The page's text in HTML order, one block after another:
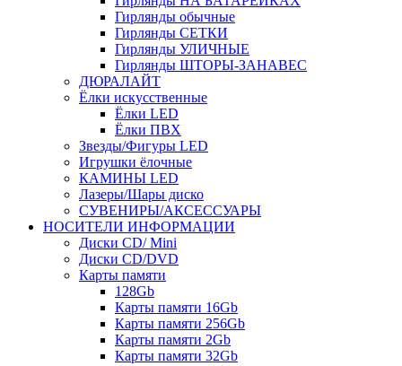
Гирлянды обычные
Гирлянды СЕТКИ
Гирлянды УЛИЧНЫЕ
Гирлянды ШТОРЫ-ЗАНАВЕС
ДЮРАЛАЙТ
Ёлки искусственные
Ёлки LED
Ёлки ПВХ
Звезды/Фигуры LED
Игрушки ёлочные
КАМИНЫ LED
Лазеры/Шары диско
СУВЕНИРЫ/АКСЕССУАРЫ
НОСИТЕЛИ ИНФОРМАЦИИ
Диски CD/ Mini
Диски CD/DVD
Карты памяти
128Gb
Карты памяти 16Gb
Карты памяти 256Gb
Карты памяти 2Gb
Карты памяти 32Gb